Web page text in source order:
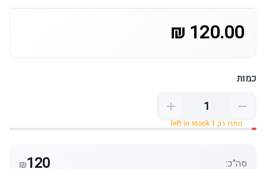
120.00 ₪
כמות
נותרו רק 1 left in stock
סה"כ: 120
₪